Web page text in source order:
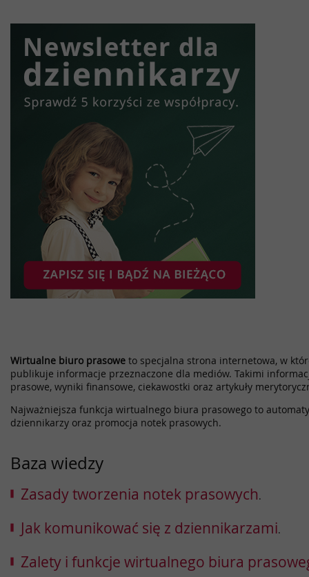
Wirtualne biuro prasowe to specjalna strona internetowa, w
publikuje informacje przeznaczone dla mediów. Takimi
prasowe, wyniki finansowe, ciekawostki oraz artykuły
Najważniejsza funkcja wirtualnego biura prasowego to
dziennikarzy oraz promocja notek prasowych.
Baza wiedzy
Zasady tworzenia notek prasowych.
Jak komunikować się z dziennikarzami.
Zalety i funkcje wirtualnego biura